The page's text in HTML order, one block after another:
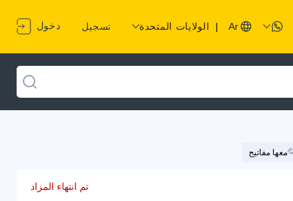
Ar
| الولايات المتحدة تسجيل دخول
معها مفاتيح
تم انتهاء المزاد